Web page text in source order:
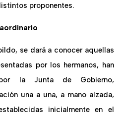
proponentes.
se dará a conocer aquellas
por los hermanos, han
la Junta de Gobierno,
una a una, a mano alzada,
inicialmente en el